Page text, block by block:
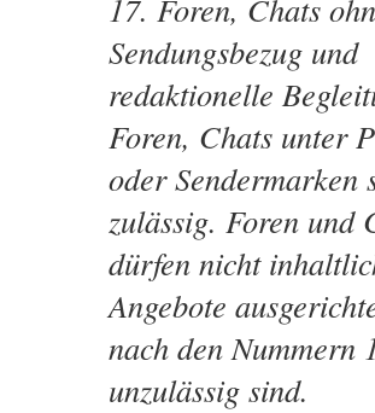
Foren, Chats
Sendungsbezug und
redaktionelle
Foren, Chats unter
oder Sendermarken
zulässig. Foren und
dürfen nicht
Angebote
nach den Nummern
unzulässig sind.